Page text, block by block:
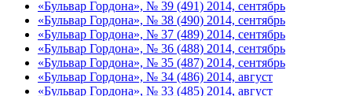
«Бульвар Гордона», № 39 (491) 2014, сентябрь
«Бульвар Гордона», № 38 (490) 2014, сентябрь
«Бульвар Гордона», № 37 (489) 2014, сентябрь
«Бульвар Гордона», № 36 (488) 2014, сентябрь
«Бульвар Гордона», № 35 (487) 2014, сентябрь
«Бульвар Гордона», № 34 (486) 2014, август
«Бульвар Гордона», № 33 (485) 2014, август